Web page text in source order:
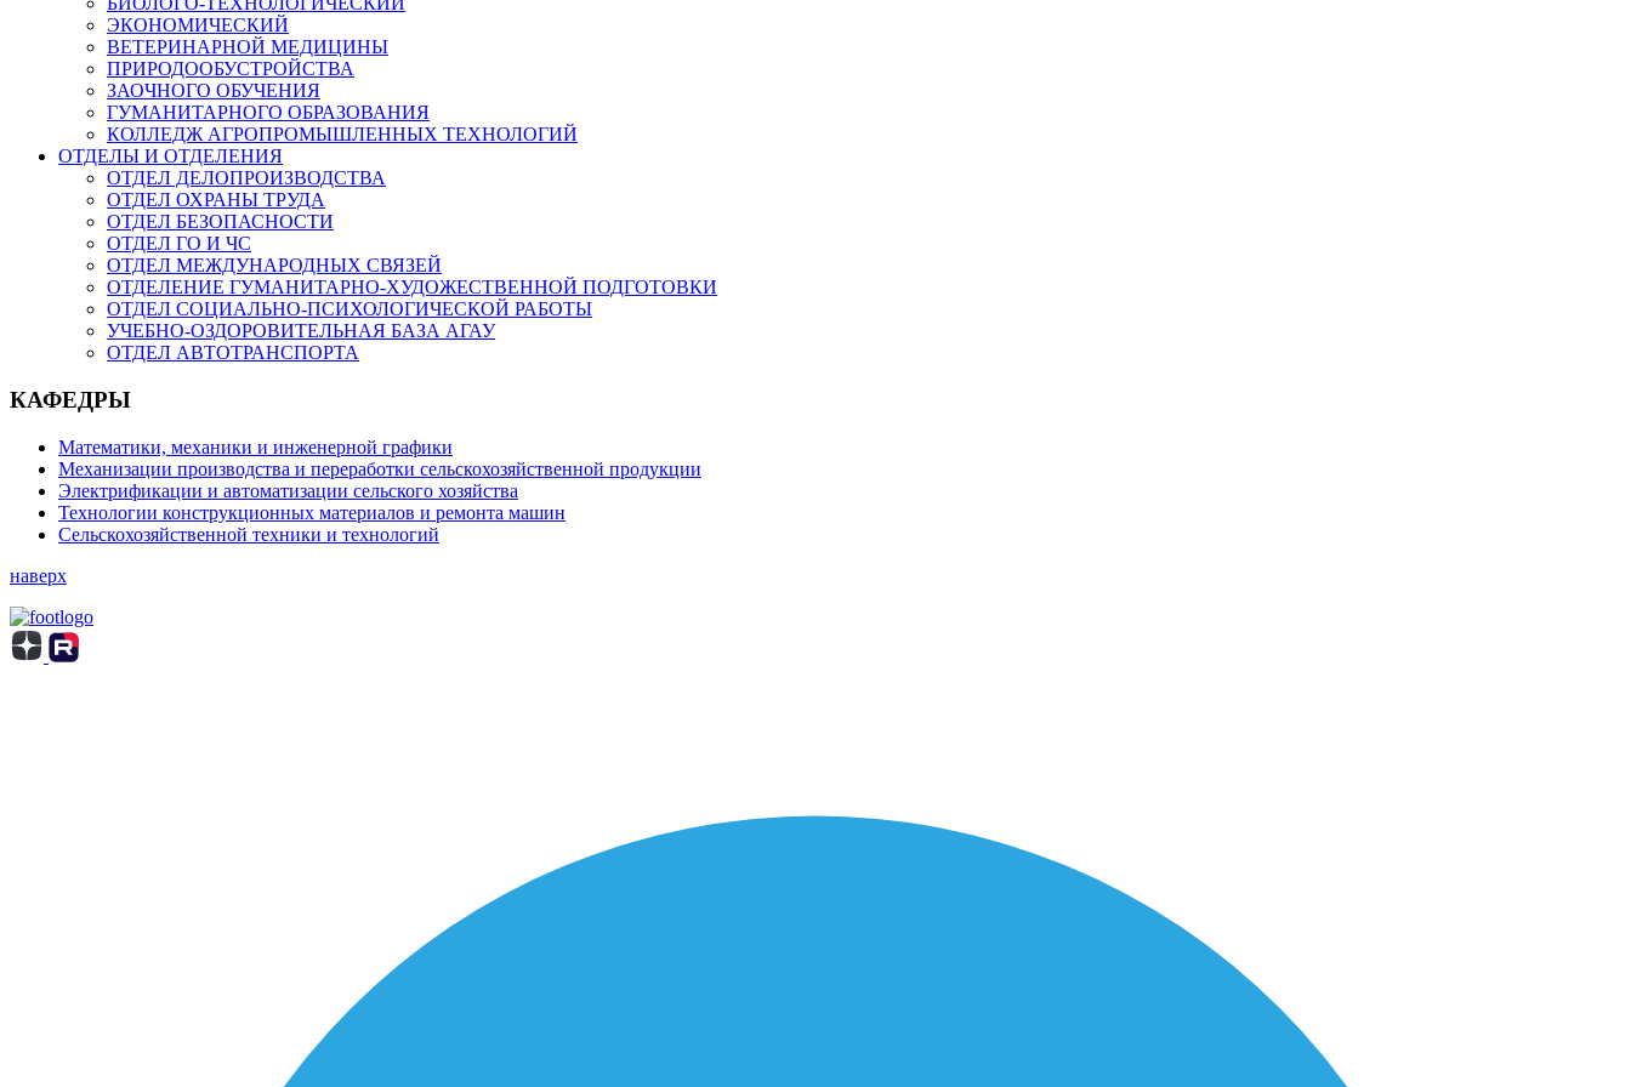
ЭКОНОМИЧЕСКИЙ
ВЕТЕРИНАРНОЙ МЕДИЦИНЫ
ПРИРОДООБУСТРОЙСТВА
ЗАОЧНОГО ОБУЧЕНИЯ
ГУМАНИТАРНОГО ОБРАЗОВАНИЯ
КОЛЛЕДЖ АГРОПРОМЫШЛЕННЫХ ТЕХНОЛОГИЙ
ОТДЕЛЫ И ОТДЕЛЕНИЯ
ОТДЕЛ ДЕЛОПРОИЗВОДСТВА
ОТДЕЛ ОХРАНЫ ТРУДА
ОТДЕЛ БЕЗОПАСНОСТИ
ОТДЕЛ ГО И ЧС
ОТДЕЛ МЕЖДУНАРОДНЫХ СВЯЗЕЙ
ОТДЕЛЕНИЕ ГУМАНИТАРНО-ХУДОЖЕСТВЕННОЙ ПОДГОТОВКИ
ОТДЕЛ СОЦИАЛЬНО-ПСИХОЛОГИЧЕСКОЙ РАБОТЫ
УЧЕБНО-ОЗДОРОВИТЕЛЬНАЯ БАЗА АГАУ
ОТДЕЛ АВТОТРАНСПОРТА
КАФЕДРЫ
Математики, механики и инженерной графики
Механизации производства и переработки сельскохозяйственной продукции
Электрификации и автоматизации сельского хозяйства
Технологии конструкционных материалов и ремонта машин
Сельскохозяйственной техники и технологий
наверх